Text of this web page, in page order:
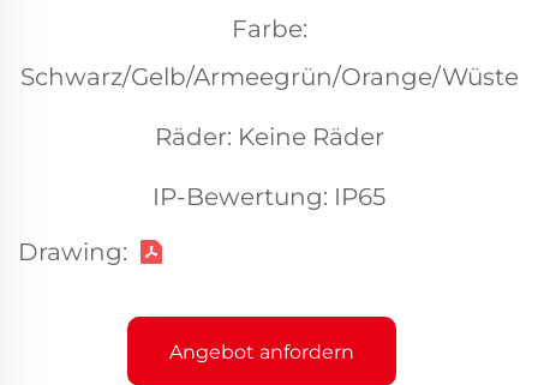
Farbe:
Schwarz/Gelb/Armeegrün/Orange/Wüste
Räder: Keine Räder
IP-Bewertung: IP65
Drawing:
Angebot anfordern